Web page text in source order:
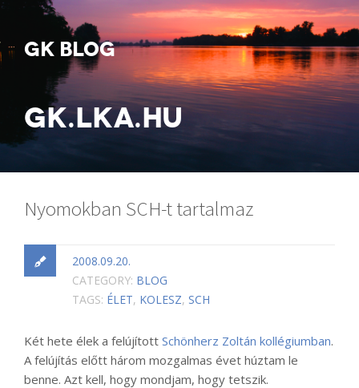
GK BLOG
GK.LKA.HU
Nyomokban SCH-t tartalmaz
2008.09.20.
CATEGORY: BLOG
TAGS: ÉLET, KOLESZ, SCH
Két hete élek a felújított Schönherz Zoltán kollégiumban.
A felújítás előtt három mozgalmas évet húztam le
benne. Azt kell, hogy mondjam, hogy tetszik.